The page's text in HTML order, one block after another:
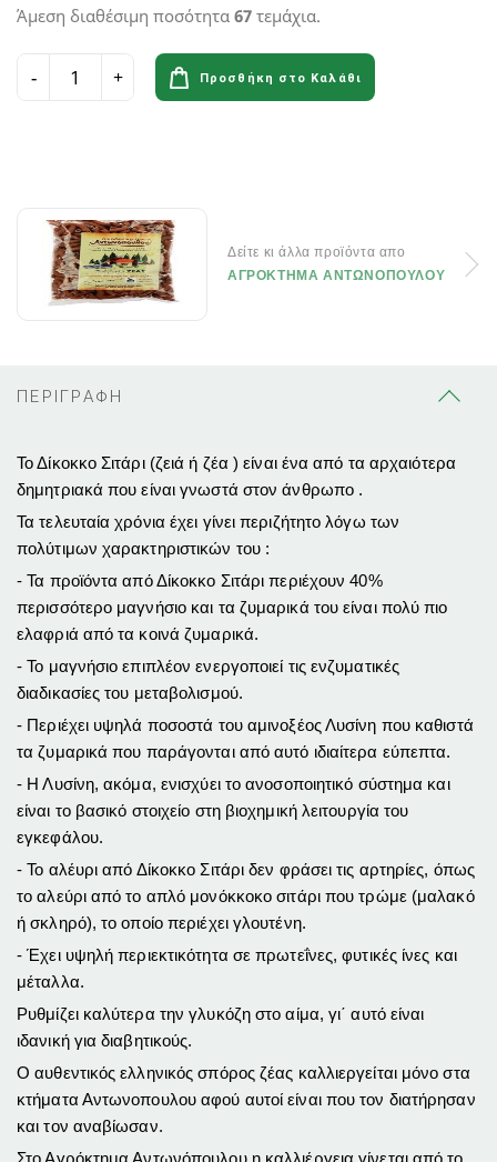
Άμεση διαθέσιμη ποσότητα 67 τεμάχια.
Προσθήκη στο Καλάθι
Δείτε κι άλλα προϊόντα απο
ΑΓΡΟΚΤΗΜΑ ΑΝΤΩΝΟΠΟΥΛΟΥ
ΠΕΡΙΓΡΑΦΗ
Το Δίκοκκο Σιτάρι (ζειά ή ζέα ) είναι ένα από τα αρχαιότερα
δημητριακά που είναι γνωστά στον άνθρωπο .
Τα τελευταία χρόνια έχει γίνει περιζήτητο λόγω των
πολύτιμων χαρακτηριστικών του :
- Τα προϊόντα από Δίκοκκο Σιτάρι περιέχουν 40%
περισσότερο μαγνήσιο και τα ζυμαρικά του είναι πολύ πιο
ελαφριά από τα κοινά ζυμαρικά.
- Το μαγνήσιο επιπλέον ενεργοποιεί τις ενζυματικές
διαδικασίες του μεταβολισμού.
- Περιέχει υψηλά ποσοστά του αμινοξέος Λυσίνη που καθιστά
τα ζυμαρικά που παράγονται από αυτό ιδιαίτερα εύπεπτα.
- Η Λυσίνη, ακόμα, ενισχύει το ανοσοποιητικό σύστημα και
είναι το βασικό στοιχείο στη βιοχημική λειτουργία του
εγκεφάλου.
- Το αλέυρι από Δίκοκκο Σιτάρι δεν φράσει τις αρτηρίες, όπως
το αλεύρι από το απλό μονόκκοκο σιτάρι που τρώμε (μαλακό
ή σκληρό), το οποίο περιέχει γλουτένη.
- Έχει υψηλή περιεκτικότητα σε πρωτεΐνες, φυτικές ίνες και
μέταλλα.
Ρυθμίζει καλύτερα την γλυκόζη στο αίμα, γι΄ αυτό είναι
ιδανική για διαβητικούς.
Ο αυθεντικός ελληνικός σπόρος ζέας καλλιεργείται μόνο στα
κτήματα Αντωνοπουλου αφού αυτοί είναι που τον διατήρησαν
και τον αναβίωσαν.